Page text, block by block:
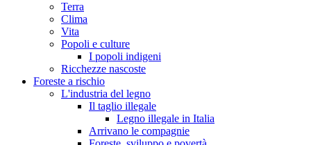
Terra
Clima
Vita
Popoli e culture
I popoli indigeni
Ricchezze nascoste
Foreste a rischio
L'industria del legno
Il taglio illegale
Legno illegale in Italia
Arrivano le compagnie